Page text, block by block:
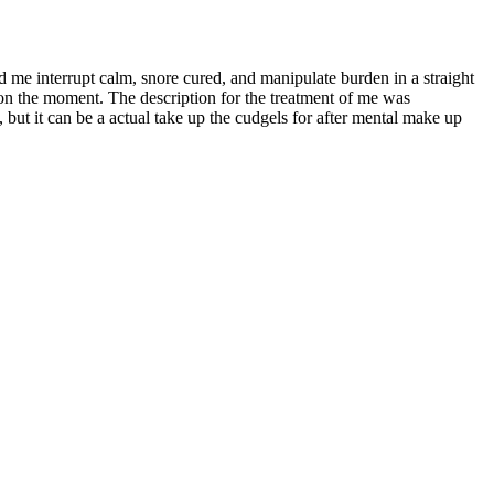
interrupt calm, snore cured, and manipulate burden in a straight
the moment. The description for the treatment of me was
it can be a actual take up the cudgels for after mental make up